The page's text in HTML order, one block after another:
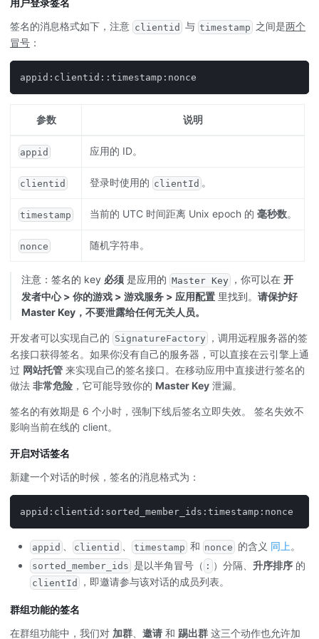
签名的消息格式如下，注意 clientid 与 timestamp 之间是两个
冒号 ：
appid:clientid::timestamp:nonce
参数 说明
appid 应用的 ID。
clientid 登录时使用的 clientId 。
timestamp 当前的 UTC 时间距离 Unix epoch 的 毫秒数。
nonce 随机字符串。
注意：签名的 key 必须 是应用的 Master Key ，你可以在 开
发者中心 > 你的游戏 > 游戏服务 > 应用配置 里找到。 请保护好
Master Key，不要泄露给任何无关人员。
开发者可以实现自己的 SignatureFactory
，调用远程服务器的签
名接口获得签名。如果你没有自己的服务器，可以直接在云引擎上通
过 网站托管 来实现自己的签名接口。在移动应用中直接进行签名的
做法 非常危险 ，它可能导致你的 Master Key 泄漏。
签名的有效期是 6 个小时，强制下线后签名立即失效。 签名失效不
影响当前在线的 client。
开启对话签名
新建一个对话的时候，签名的消息格式为：
appid:clientid:sorted_member_ids:timestamp:nonce
appid 、 clientid 、timestamp 和 nonce 的含义 同上 。
sorted_member_ids 是以半角冒号（ : ）分隔、升序排序 的
clientId ，即邀请参与该对话的成员列表。
群组功能的签名
在群组功能中，我们对 加群 邀请 和 踢出群 这三个动作也允许加